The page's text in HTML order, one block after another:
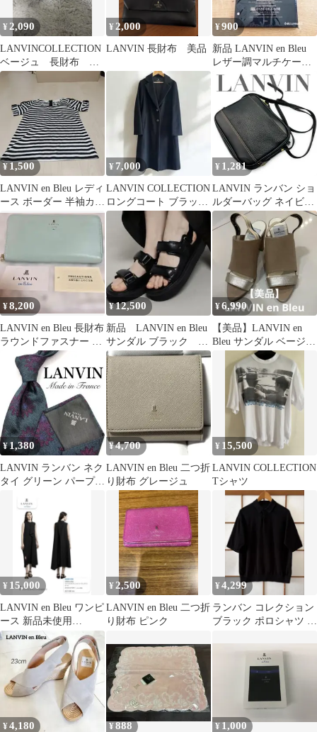
¥ 2,090
LANVINCOLLECTION
ベージュ 長財布 レ
ディース
¥ 2,000
LANVIN 長財布 美品
¥900
新品 LANVIN en Bleu
レザー調マルチケース
宝島社 付録
¥ 1,500
LANVIN en Bleu レディ
ース ボーダー 半袖カッ
トソー 38
¥ 7,000
LANVIN COLLECTION
ロングコート ブラック
サイズ36 S
¥ 1,281
LANVIN ランバン ショ
ルダーバッグ ネイビー
レザー ゴールド金具
¥8,200
LANVIN en Bleu 長財布
ラウンドファスナー ミ
ントグリーン
¥ 12,500
新品 LANVIN en Bleu
サンダル ブラック S
サイズ
¥6,990
【美品】LANVIN en
Bleu サンダル ベージュ
24cm 定価2万
¥1,380
LANVIN ランバン ネク
タイ グリーン パープル
¥4,700
LANVIN en Bleu 二つ折
り財布 グレージュ
¥ 15,500
LANVIN COLLECTION
Tシャツ
¥ 15,000
LANVIN en Bleu ワンピ
ース 新品未使用
40%OFF
¥2,500
LANVIN en Bleu 二つ折
り財布 ピンク
¥4,299
ランバン コレクション
ブラック ポロシャツ 半
¥4,180 ¥888 ¥1,000